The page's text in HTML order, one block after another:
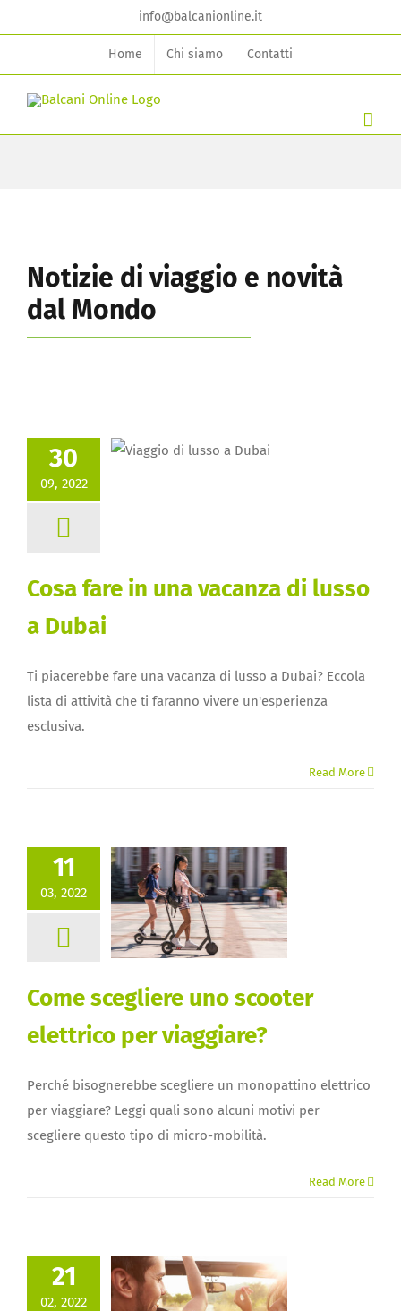
to
info@balcanionline.it
Home Chi siamo Contatti
Notizie di viaggio e novità
dal Mondo
30
09, 2022
Cosa fare in una vacanza di lusso
a Dubai
Ti piacerebbe fare una vacanza di lusso a Dubai? Eccola
lista di attività che ti faranno vivere un'esperienza
esclusiva.
Read More
11
03, 2022
Come scegliere uno scooter
elettrico per viaggiare?
Perché bisognerebbe scegliere un monopattino elettrico
per viaggiare? Leggi quali sono alcuni motivi per
scegliere questo tipo di micro-mobilità.
Read More
21
02, 2022